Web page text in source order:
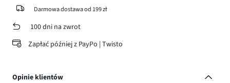
Darmowa dostawa od 199 zł
100 dni na zwrot
Zapłać później z PayPo | Twisto
Opinie klientów